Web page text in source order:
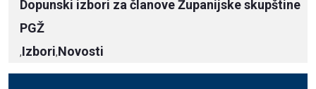
Dopunski izbori za članove Županijske skupštine
PGŽ
,Izbori,Novosti